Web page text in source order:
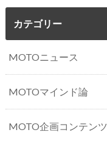
カテゴリー
MOTOニュース
MOTOマインド論
MOTO企画コンテンツ